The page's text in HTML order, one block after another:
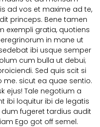
ad vos et maxime ad te,
princeps. Bene tamen
exempli gratia, quotiens
in mane ut
ibi usque semper
cum bulla ut debui;
Sed quis scit si
sicut ea quae sentio.
ejus! Tale negotium a
ibi loquitur ibi de legatis
fugeret tardius audit
Ego got off semel.